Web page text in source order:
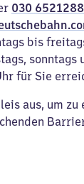
030
bis
sonntags
für Sie
aus, um zu